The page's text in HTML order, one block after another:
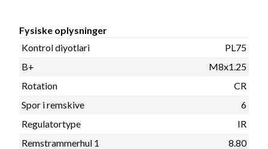
Fysiske oplysninger
Kontrol diyotlari
PL75
B+
M8x1.25
Rotation
CR
Spor i remskive
6
Regulatortype
IR
Remstrammerhul 1
8.80